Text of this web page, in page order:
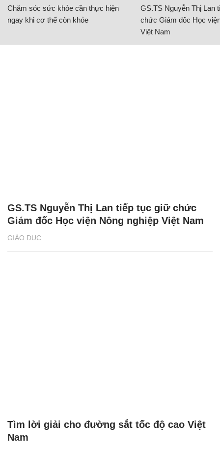
Chăm sóc sức khỏe cần thực hiện
ngay khi cơ thể còn khỏe
GS.TS Nguyễn Thị Lan
chức Giám đốc Học
Việt Nam
GIÁO DỤC
GS.TS Nguyễn Thị Lan tiếp tục giữ chức
Giám đốc Học viện Nông nghiệp Việt Nam
Tìm lời giải cho đường sắt tốc độ cao Việt
Nam